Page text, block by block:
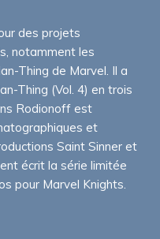
des projets
notamment les
Thing de Marvel. Il a
Thing (Vol. 4) en trois
Rodionoff est
et
Saint Sinner et
écrit la série limitée
pour Marvel Knights.